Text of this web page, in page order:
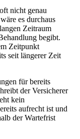
nicht genau
es durchaus
Zeitraum
begibt.
Zeitpunkt
seit längerer Zeit
für bereits
der Versicherer
kein
aufrecht ist und
der Wartefrist